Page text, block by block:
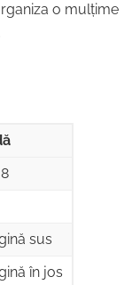
o mulțime
sus
în jos